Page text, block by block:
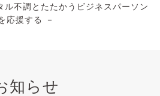
ル不調とたたかうビジネスパーソン
応援する －
知らせ